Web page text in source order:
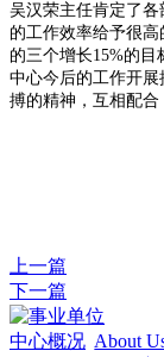
吴汉荣主任肯定了
的工作效率给予很
的三个增长15%的
中心今后的工作开
搏的精神，互相配合
上一篇
下一篇
中心概况 About